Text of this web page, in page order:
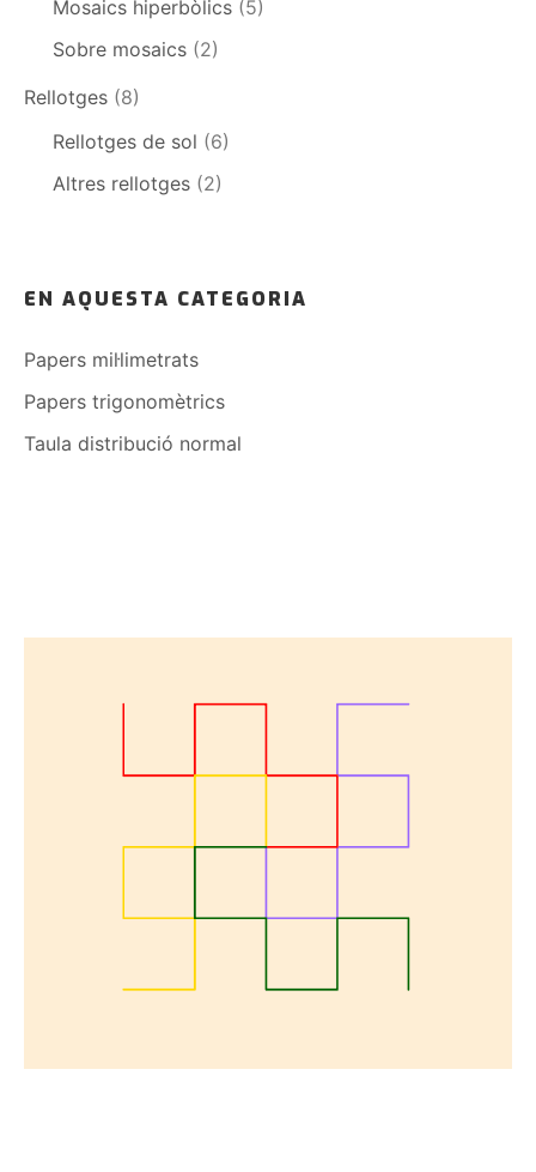
Mosaics hiperbòlics (5)
Sobre mosaics (2)
Rellotges (8)
Rellotges de sol (6)
Altres rellotges (2)
EN AQUESTA CATEGORIA
Papers mil·limetrats
Papers trigonomètrics
Taula distribució normal